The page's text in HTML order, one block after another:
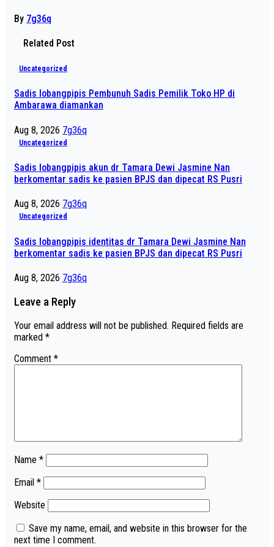
By 7g36q
Related Post
Uncategorized
Sadis lobangpipis Pembunuh Sadis Pemilik Toko HP di
Ambarawa diamankan
Aug 8, 2026 7g36q
Uncategorized
Sadis lobangpipis akun dr Tamara Dewi Jasmine Nan
berkomentar sadis ke pasien BPJS dan dipecat RS Pusri
Aug 8, 2026 7g36q
Uncategorized
Sadis lobangpipis identitas dr Tamara Dewi Jasmine Nan
berkomentar sadis ke pasien BPJS dan dipecat RS Pusri
Aug 8, 2026 7g36q
Leave a Reply
Your email address will not be published. Required fields are
marked *
Comment *
Name *
Email *
Website
Save my name, email, and website in this browser for the
next time I comment.